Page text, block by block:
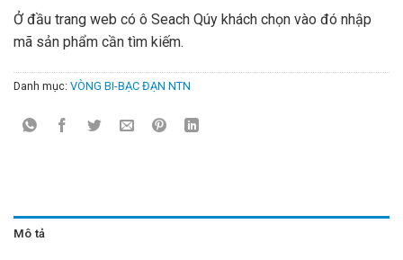
Ở đầu trang web có ô Seach Qúy khách chọn vào đó nhập
mã sản phẩm cần tìm kiếm.
Danh mục: VÒNG BI-BẠC ĐẠN NTN
Mô tả